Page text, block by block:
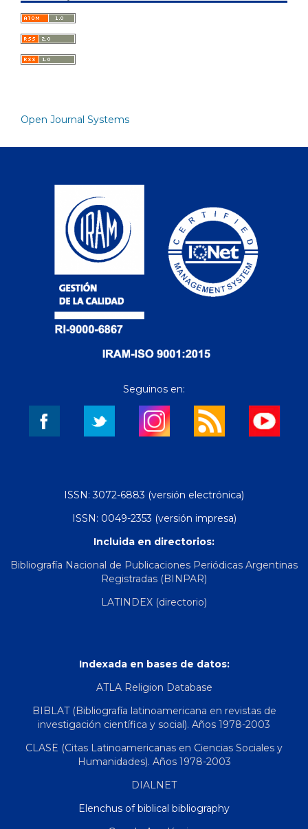
Open Journal Systems
Seguinos en:
ISSN: 3072-6883 (versión electrónica)
ISSN: 0049-2353 (versión impresa)
Incluida en directorios:
Bibliografía Nacional de Publicaciones Periódicas Argentinas
Registradas (BINPAR)
LATINDEX (directorio)
Indexada en bases de datos:
ATLA Religion Database
BIBLAT (Bibliografía latinoamericana en revistas de
investigación científica y social). Años 1978-2003
CLASE (Citas Latinoamericanas en Ciencias Sociales y
Humanidades). Años 1978-2003
DIALNET
Elenchus of biblical bibliography